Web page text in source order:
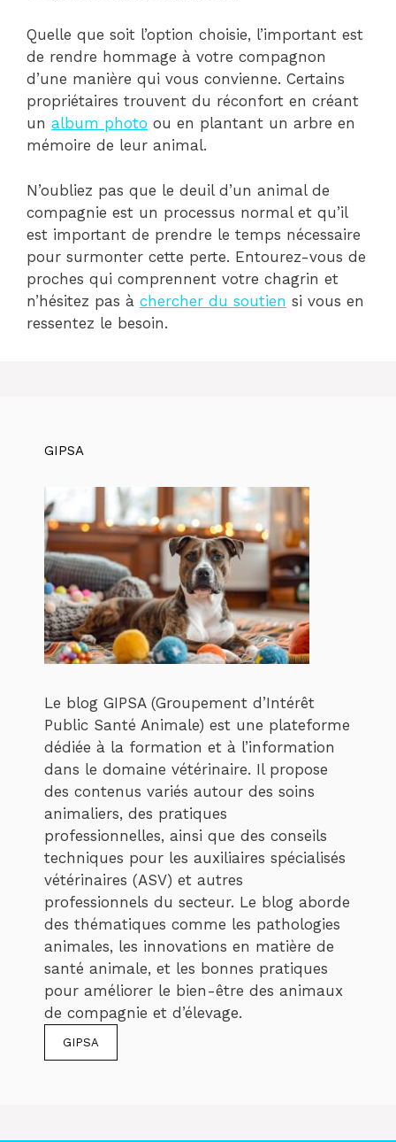
Quelle que soit l’option choisie, l’important est
de rendre hommage à votre compagnon
d’une manière qui vous convienne. Certains
propriétaires trouvent du réconfort en créant
un album photo ou en plantant un arbre en
mémoire de leur animal.
N’oubliez pas que le deuil d’un animal de
compagnie est un processus normal et qu’il
est important de prendre le temps nécessaire
pour surmonter cette perte. Entourez-vous de
proches qui comprennent votre chagrin et
n’hésitez pas à chercher du soutien si vous en
ressentez le besoin.
GIPSA
Le blog GIPSA (Groupement d’Intérêt
Public Santé Animale) est une plateforme
dédiée à la formation et à l’information
dans le domaine vétérinaire. Il propose
des contenus variés autour des soins
animaliers, des pratiques
professionnelles, ainsi que des conseils
techniques pour les auxiliaires spécialisés
vétérinaires (ASV) et autres
professionnels du secteur. Le blog aborde
des thématiques comme les pathologies
animales, les innovations en matière de
santé animale, et les bonnes pratiques
pour améliorer le bien-être des animaux
de compagnie et d’élevage.
GIPSA